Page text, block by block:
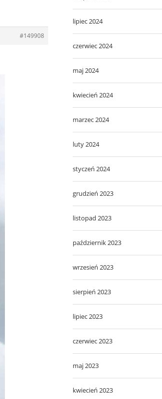
#149908
lipiec 2024
czerwiec 2024
maj 2024
kwiecień 2024
marzec 2024
luty 2024
styczeń 2024
grudzień 2023
listopad 2023
październik 2023
wrzesień 2023
sierpień 2023
lipiec 2023
czerwiec 2023
maj 2023
kwiecień 2023